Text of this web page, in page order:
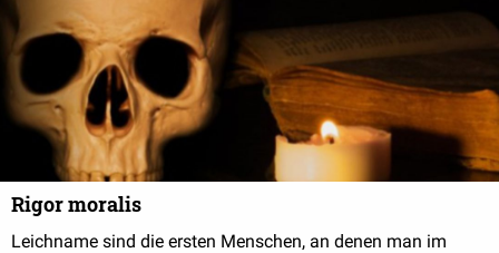
Rigor moralis
Leichname sind die ersten Menschen, an denen man im